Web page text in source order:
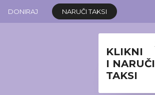
DONIRAJ NARUČI TAKSI
KLIKNI
I NARUČI
TAKSI